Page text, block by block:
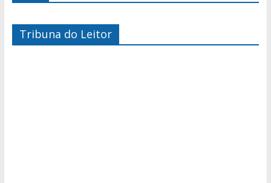
Tribuna do Leitor